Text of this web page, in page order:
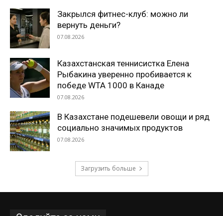
Закрылся фитнес-клуб: можно ли
вернуть деньги?
07.08.2026
Казахстанская теннисистка Елена
Рыбакина уверенно пробивается к
победе WTA 1000 в Канаде
07.08.2026
В Казахстане подешевели овощи и ряд
социально значимых продуктов
07.08.2026
Загрузить больше